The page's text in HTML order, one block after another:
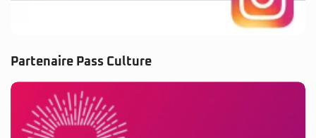
Partenaire Pass Culture